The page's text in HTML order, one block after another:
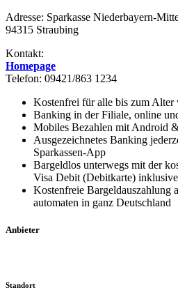
Adresse: Sparkasse Niederbayern-
94315 Straubing
Kontakt:
Homepage
Telefon: 09421/863 1234
Kostenfrei für alle bis zum Alter
Banking in der Filiale, online
Mobiles Bezahlen mit Android
Ausgezeichnetes Banking
Sparkassen-App
Bargeld­los unterwegs mit der
Visa Debit (Debitkarte)
Kosten­freie
automaten in ganz Deutschland
Anbieter
Standort